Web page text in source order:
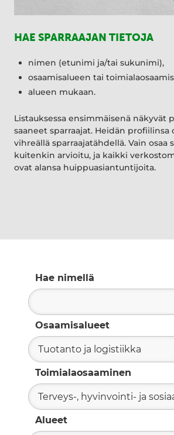
HAE SPARRAAJAN TIETOJA
nimen (etunimi ja/tai sukunimi),
osaamisalueen tai
alueen mukaan.
Listauksessa ensimmäisenä näkyvät
saaneet sparraajat. Heidän
vihreällä sparraajatähdellä. Vain osaa
kuitenkin arvioitu, ja kaikki
ovat alansa huippuasiantuntijoita.
Hae nimellä
Osaamisalueet
Tuotanto ja logistiikka
Toimialaosaaminen
Terveys-, hyvinvointi- ja
Alueet